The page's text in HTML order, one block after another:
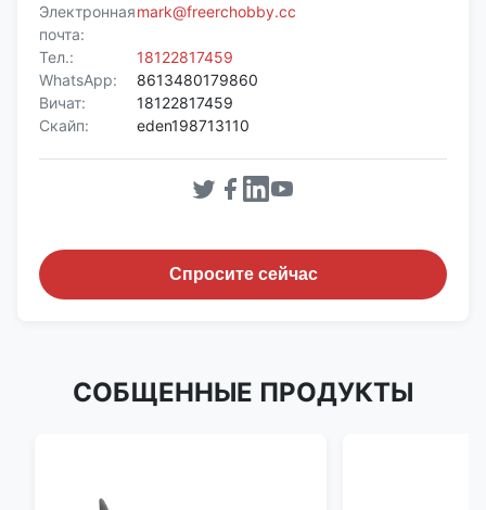
Электронная
почта:
mark@freerchobby.cc
Тел.:
18122817459
WhatsApp:
8613480179860
Вичат:
18122817459
Скайп:
eden198713110
Спросите сейчас
СОБЩЕННЫЕ ПРОДУКТЫ